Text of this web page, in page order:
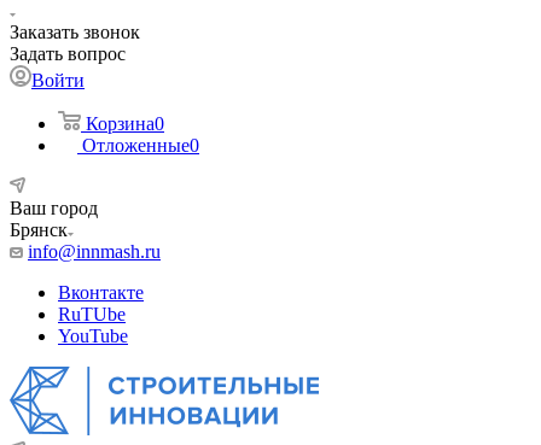
Заказать звонок
Задать вопрос
Войти
Корзина0
Отложенные0
Ваш город
Брянск
info@innmash.ru
Вконтакте
RuTUbe
YouTube